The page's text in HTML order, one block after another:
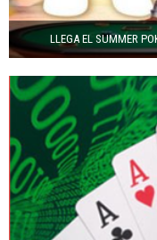
LLEGA EL SUMMER